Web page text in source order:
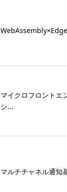
マイクロフロントエ
シ...
マルチチャネル通知